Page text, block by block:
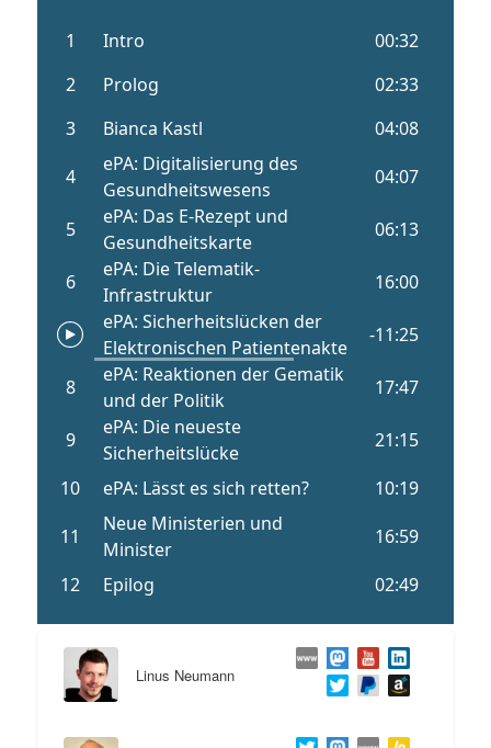
Linus Neumann